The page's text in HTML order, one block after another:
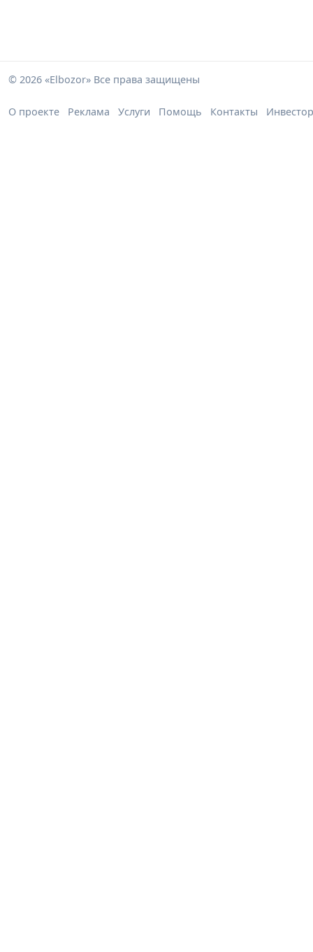
© 2026 «Elbozor» Все права защищены
О проекте Реклама Услуги Помощь Контакты